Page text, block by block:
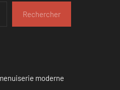
Rechercher
moderne